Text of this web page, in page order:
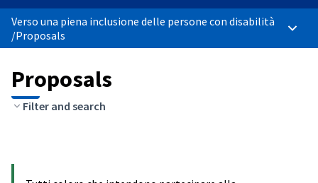
Verso una piena inclusione delle persone con disabilità
/Proposals Main
Proposals
Filter and search